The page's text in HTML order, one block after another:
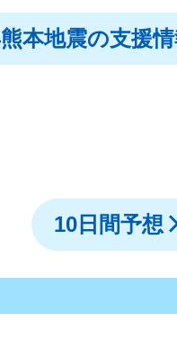
本地震の支援
10日間予想